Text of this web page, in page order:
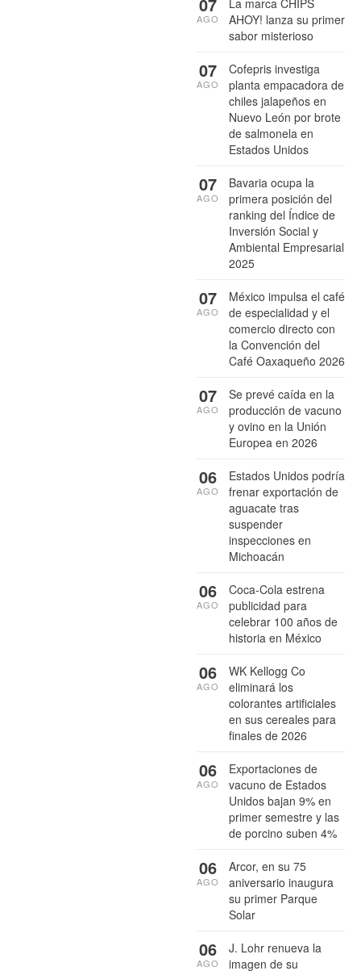
La marca CHIPS
AHOY! lanza su primer
sabor misterioso
AGO
Cofepris investiga
planta empacadora de
chiles jalapeños en
Nuevo León por brote
de salmonela en
Estados Unidos
07
AGO
Bavaria ocupa la
primera posición del
ranking del Índice de
Inversión Social y
Ambiental Empresarial
2025
07
AGO
México impulsa el café
de especialidad y el
comercio directo con
la Convención del
Café Oaxaqueño 2026
07
AGO
Se prevé caída en la
producción de vacuno
y ovino en la Unión
Europea en 2026
07
AGO
Estados Unidos podría
frenar exportación de
aguacate tras
suspender
inspecciones en
Michoacán
06
AGO
Coca-Cola estrena
publicidad para
celebrar 100 años de
historia en México
06
AGO
WK Kellogg Co
eliminará los
colorantes artificiales
en sus cereales para
finales de 2026
06
AGO
Exportaciones de
vacuno de Estados
Unidos bajan 9% en
primer semestre y las
de porcino suben 4%
06
AGO
Arcor, en su 75
aniversario inaugura
su primer Parque
Solar
06
AGO
J. Lohr renueva la
imagen de su
06
AGO